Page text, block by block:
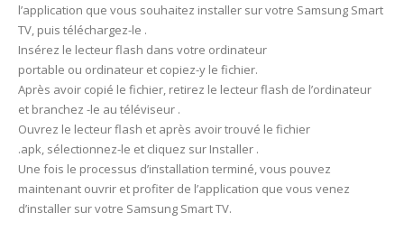
l’application que vous souhaitez installer sur votre Samsung Smart
TV, puis téléchargez-le .
Insérez le lecteur flash dans votre ordinateur
portable ou ordinateur et copiez-y le fichier.
Après avoir copié le fichier, retirez le lecteur flash de l’ordinateur
et branchez -le au téléviseur .
Ouvrez le lecteur flash et après avoir trouvé le fichier
.apk, sélectionnez-le et cliquez sur Installer .
Une fois le processus d’installation terminé, vous pouvez
maintenant ouvrir et profiter de l’application que vous venez
d’installer sur votre Samsung Smart TV.